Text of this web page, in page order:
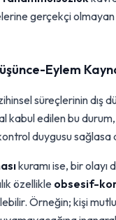
gerçekçi
Eylem
süreçlerinin dış
kabul edilen bu
duygusu
kuramı ise, bir olayı
özellikle obsesif-
Örneğin; kişi